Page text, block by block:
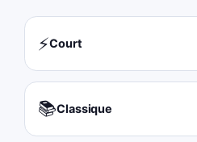
⚡Court
📚Classique